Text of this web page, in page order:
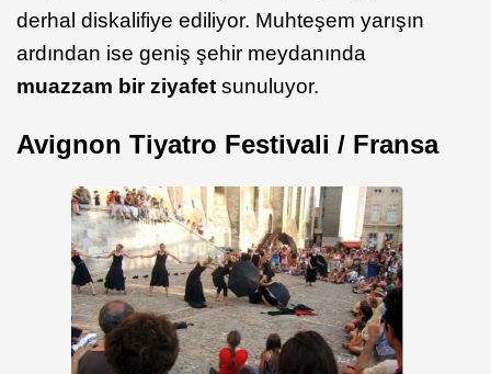
derhal diskalifiye ediliyor. Muhteşem yarışın
ardından ise geniş şehir meydanında
muazzam bir ziyafet sunuluyor.
Avignon Tiyatro Festivali / Fransa